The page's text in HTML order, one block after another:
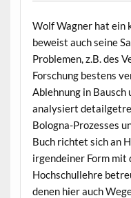
Wolf Wagner hat ein
beweist auch seine
Problemen, z.B. des
Forschung bestens
Ablehnung in Bausch
analysiert
Bologna-Prozesses
Buch richtet sich an
irgendeiner Form
Hochschullehre
denen hier auch